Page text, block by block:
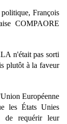
François
COMPAORE
n'était pas sorti
plutôt à la faveur
Européenne
les États Unies
de requérir leur